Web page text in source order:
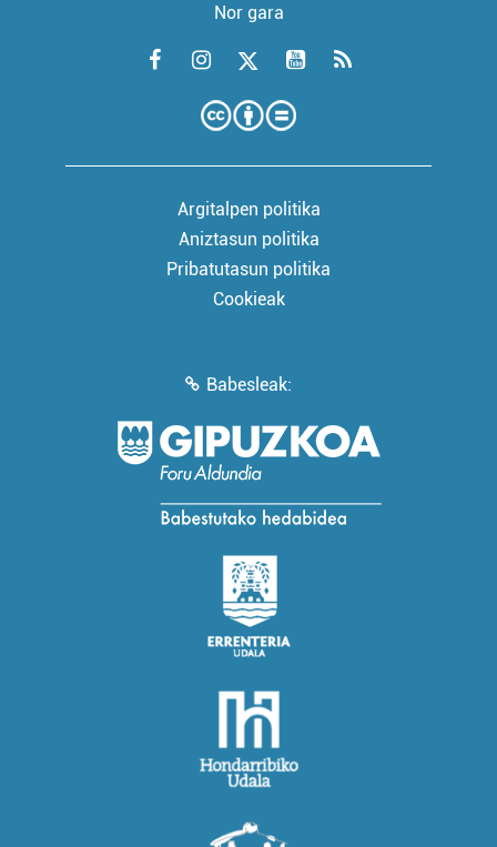
Nor gara
Argitalpen politika
Aniztasun politika
Pribatutasun politika
Cookieak
Babesleak: